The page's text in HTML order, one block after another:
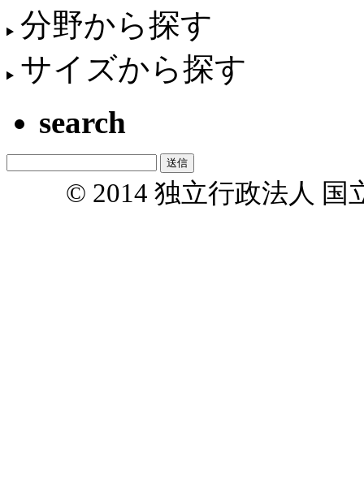
分野から探す
サイズから探す
search
© 2014 独立行政法人 国